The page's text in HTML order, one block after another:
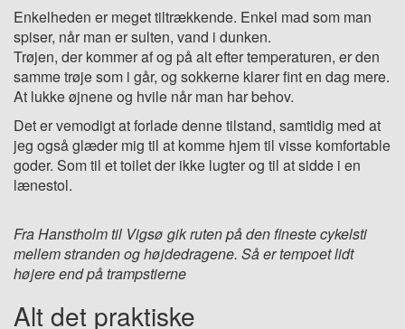
Enkelheden er meget tiltrækkende. Enkel mad som man
spiser, når man er sulten, vand i dunken.
Trøjen, der kommer af og på alt efter temperaturen, er den
samme trøje som i går, og sokkerne klarer fint en dag mere.
At lukke øjnene og hvile når man har behov.
Det er vemodigt at forlade denne tilstand, samtidig med at
jeg også glæder mig til at komme hjem til visse komfortable
goder. Som til et toilet der ikke lugter og til at sidde i en
lænestol.
Fra Hanstholm til Vigsø gik ruten på den fineste cykelsti
mellem stranden og højdedragene. Så er tempoet lidt
højere end på trampstierne
Alt det praktiske